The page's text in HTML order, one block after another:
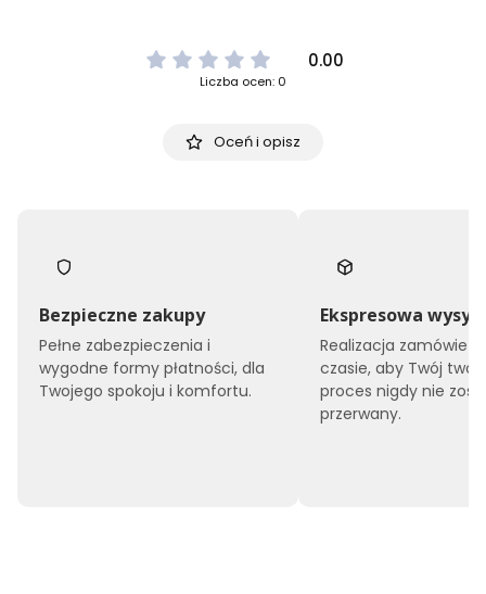
0.00
Liczba ocen: 0
Oceń i opisz
Bezpieczne zakupy
Pełne zabezpieczenia i
wygodne formy płatności, dla
Twojego spokoju i komfortu.
Ekspresowa
Realizacja zamówień
czasie, aby Twój
proces nigdy nie
przerwany.